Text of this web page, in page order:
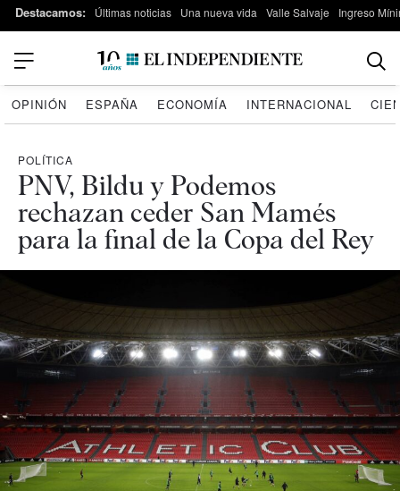
Destacamos: Últimas noticias Una nueva vida Valle Salvaje Ingreso
OPINIÓN ESPAÑA ECONOMÍA INTERNACIONAL
POLÍTICA
PNV, Bildu y Podemos
rechazan ceder San Mamés
para la final de la Copa del Rey